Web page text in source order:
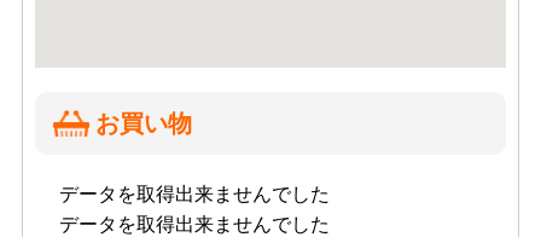
お買い物
データを取得出来ませんでした
データを取得出来ませんでした